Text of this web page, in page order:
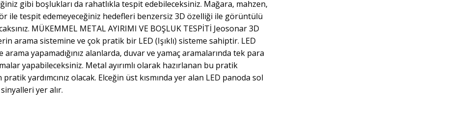
gibi boşlukları da rahatlıkla tespit edebileceksiniz. Mağara, mahzen,
ile tespit edemeyeceğiniz hedefleri benzersiz 3D özelliği ile görüntülü
MÜKEMMEL METAL AYIRIMI VE BOŞLUK TESPİTİ Jeosonar 3D
arama sistemine ve çok pratik bir LED (Işıklı) sisteme sahiptir. LED
yapamadığınız alanlarda, duvar ve yamaç aramalarında tek para
yapabileceksiniz. Metal ayırımlı olarak hazırlanan bu pratik
yardımcınız olacak. Elceğin üst kısmında yer alan LED panoda sol
yer alır.